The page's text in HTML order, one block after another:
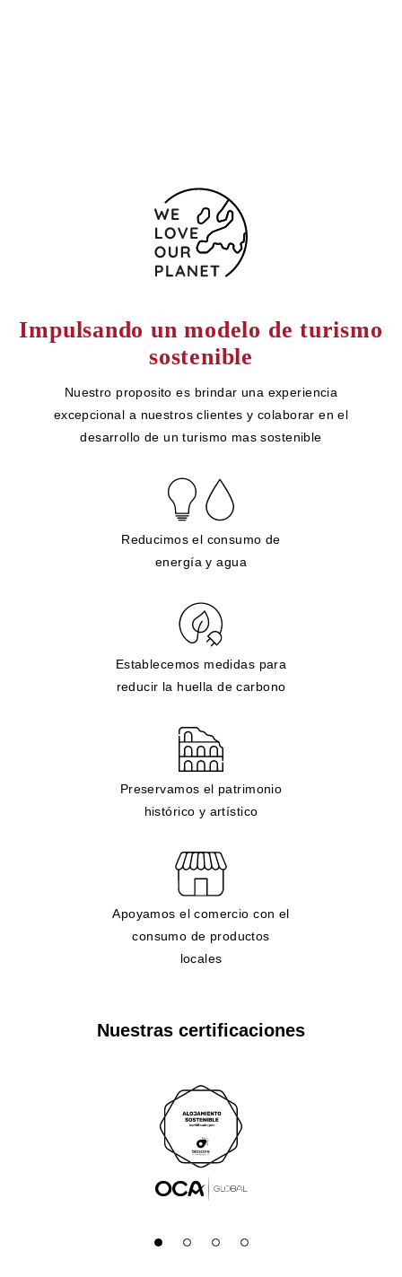
Impulsando un modelo de turismo
sostenible
Nuestro proposito es brindar una experiencia
excepcional a nuestros clientes y colaborar en el
desarrollo de un turismo mas sostenible
Reducimos el consumo de
energía y agua
Establecemos medidas para
reducir la huella de carbono
Preservamos el patrimonio
histórico y artístico
Apoyamos el comercio con el
consumo de productos
locales
Nuestras certificaciones